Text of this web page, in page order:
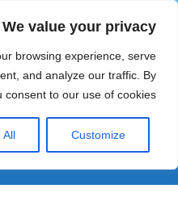
We value your privacy
browsing experience, serve
and analyze our traffic. By
consent to our use of cookies.
Customize
All
הוטצימר
חודש:מאי 2020